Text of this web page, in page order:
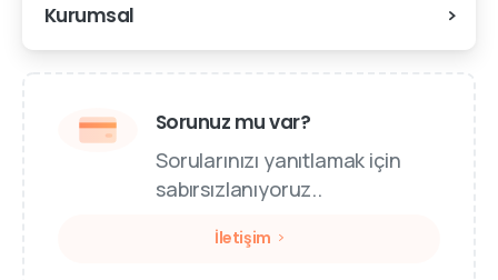
Kurumsal
Sorunuz mu var?
Sorularınızı yanıtlamak için
sabırsızlanıyoruz..
İletişim